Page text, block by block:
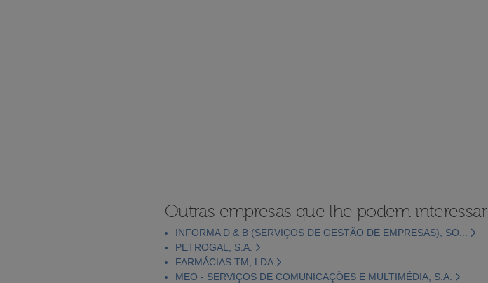
Outras empresas que lhe podem interessar
INFORMA D & B (SERVIÇOS DE GESTÃO DE EMPRESAS), SO...
PETROGAL, S.A.
FARMÁCIAS TM, LDA
MEO - SERVIÇOS DE COMUNICAÇÕES E MULTIMÉDIA, S.A.